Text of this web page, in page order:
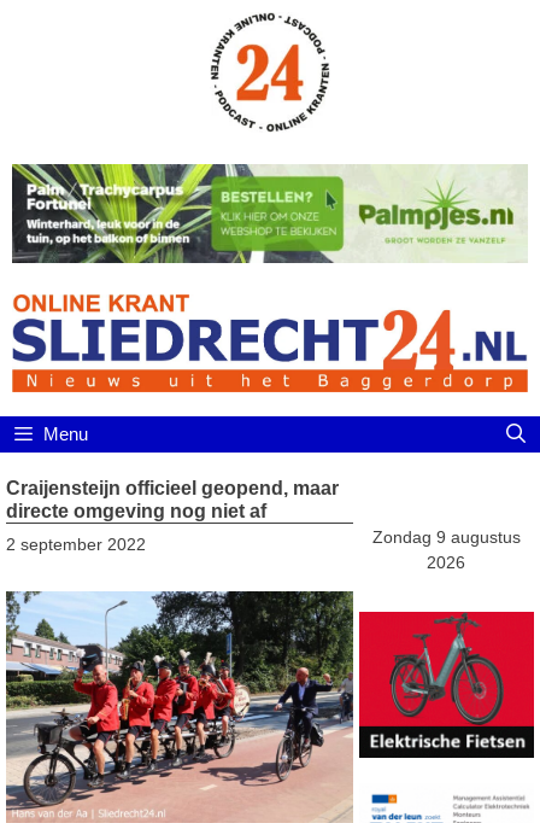
Menu
Craijensteijn officieel geopend, maar
directe omgeving nog niet af
2 september 2022
Zondag 9 augustus
2026